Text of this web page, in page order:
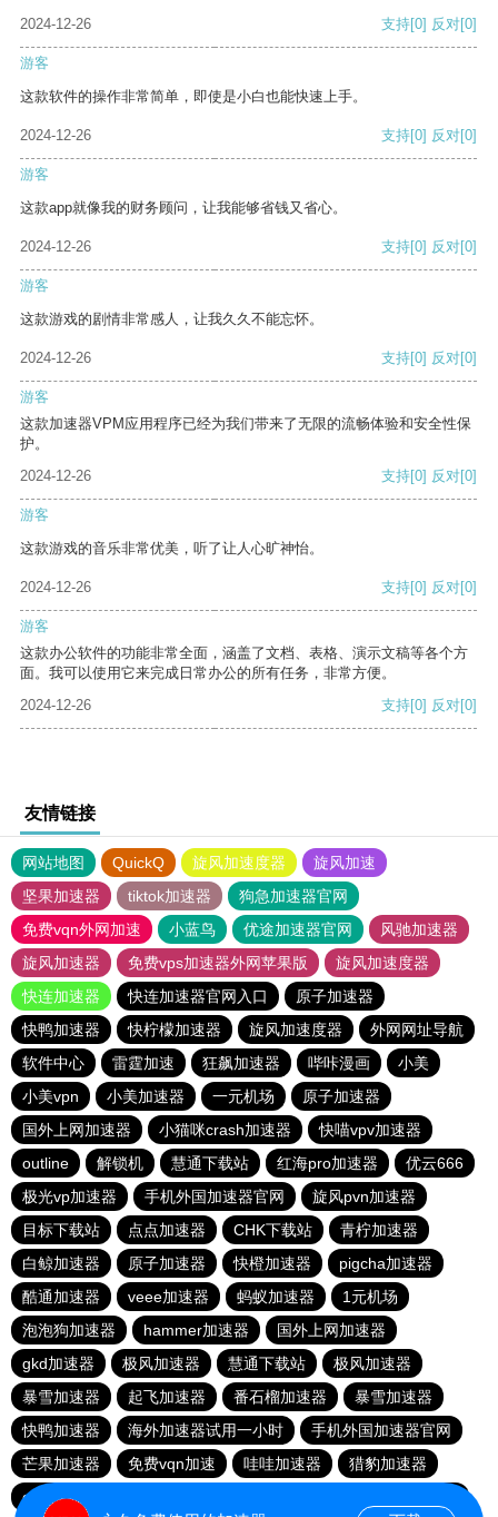
2024-12-26
支持[0] 反对[0]
游客
这款软件的操作非常简单，即使是小白也能快速上手。
2024-12-26 支持[0] 反对[0]
游客
这款app就像我的财务顾问，让我能够省钱又省心。
2024-12-26 支持[0] 反对[0]
游客
这款游戏的剧情非常感人，让我久久不能忘怀。
2024-12-26 支持[0] 反对[0]
游客
这款加速器VPM应用程序已经为我们带来了无限的流畅体验和安全性保
护。
2024-12-26
支持[0] 反对[0]
游客
这款游戏的音乐非常优美，听了让人心旷神怡。
2024-12-26 支持[0] 反对[0]
游客
这款办公软件的功能非常全面，涵盖了文档、表格、演示文稿等各个方
面。我可以使用它来完成日常办公的所有任务，非常方便。
2024-12-26
支持[0] 反对[0]
友情链接
网站地图 QuickQ 旋风加速度器
旋风加速
坚果加速器
tiktok加速器
狗急加速器官网
免费vqn外网加速
小蓝鸟 优途加速器官网
风驰加速器
旋风加速器
免费vps加速器外网苹果版
旋风加速度器
快连加速器
快连加速器官网入口
原子加速器
快鸭加速器
快柠檬加速器 旋风加速度器
外网网址导航
软件中心
雷霆加速 狂飙加速器 哔咔漫画
小美
小美vpn
小美加速器 一元机场
原子加速器
国外上网加速器
小猫咪crash加速器
快喵vpv加速器
outline
解锁机 慧通下载站 红海pro加速器
优云666
极光vp加速器
手机外国加速器官网
旋风pvn加速器
目标下载站
点点加速器 CHK下载站
青柠加速器
白鲸加速器
原子加速器 快橙加速器
pigcha加速器
酷通加速器
veee加速器 蚂蚁加速器
1元机场
泡泡狗加速器
hammer加速器
国外上网加速器
gkd加速器
极风加速器 慧通下载站
极风加速器
暴雪加速器
起飞加速器 番石榴加速器
暴雪加速器
快鸭加速器
海外加速器试用一小时
手机外国加速器官网
芒果加速器
免费vqn加速 哇哇加速器
猎豹加速器
gkd加速器